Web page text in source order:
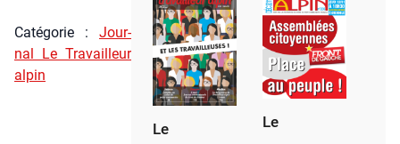
Le
Tra­
vailleur
Caté­go­rie : Jour­
nal Le Tra­vailleur
alpin
Le
Le